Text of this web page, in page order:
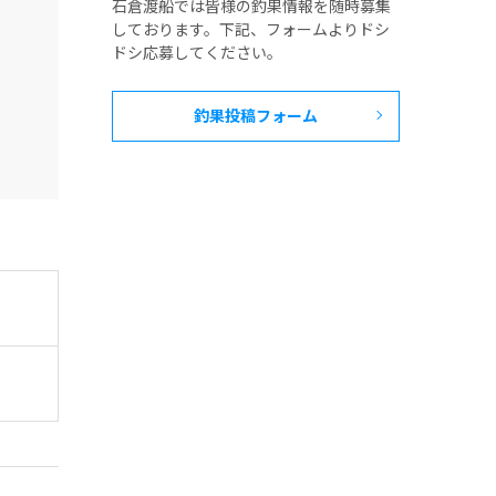
石倉渡船では皆様の釣果情報を随時募集
しております。下記、フォームよりドシ
ドシ応募してください。
釣果投稿フォーム